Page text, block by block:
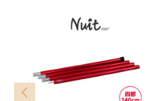
prev